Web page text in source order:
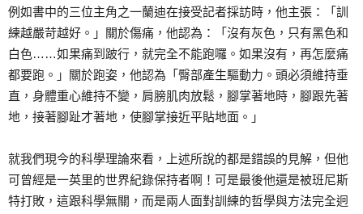
例如書中的三位主角之一蘭迪在接受記者採訪時，他主張：「訓
練越嚴苛越好。」關於傷痛，他認為：「沒有灰色，只有黑色和
白色……如果痛到跛行，就完全不能跑囉。如果沒有，再怎麼痛
都要跑。」關於跑姿，他認為「臀部產生驅動力。頭必須維持垂
直，身體重心維持不變，肩膀肌肉放鬆，腳掌著地時，腳跟先著
地，接著腳趾才著地，使腳掌接近平貼地面。」
就我們現今的科學理論來看，上述所說的都是錯誤的見解，但他
可曾經是一英里的世界紀錄保持者啊！可是最後他還是被班尼斯
特打敗，這跟科學無關，而是兩人面對訓練的哲學與方法完全迥